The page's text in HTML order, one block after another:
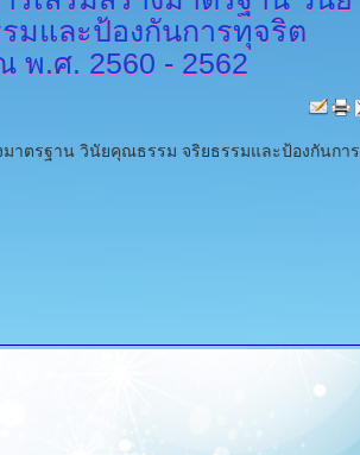
มและป้องกันการทุจริต
พ.ศ. 2560 - 2562
มาตรฐาน วินัยคุณธรรม จริยธรรมและป้องกันการ